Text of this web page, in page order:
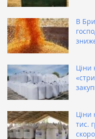
В
Ціни
Ціни
тис.